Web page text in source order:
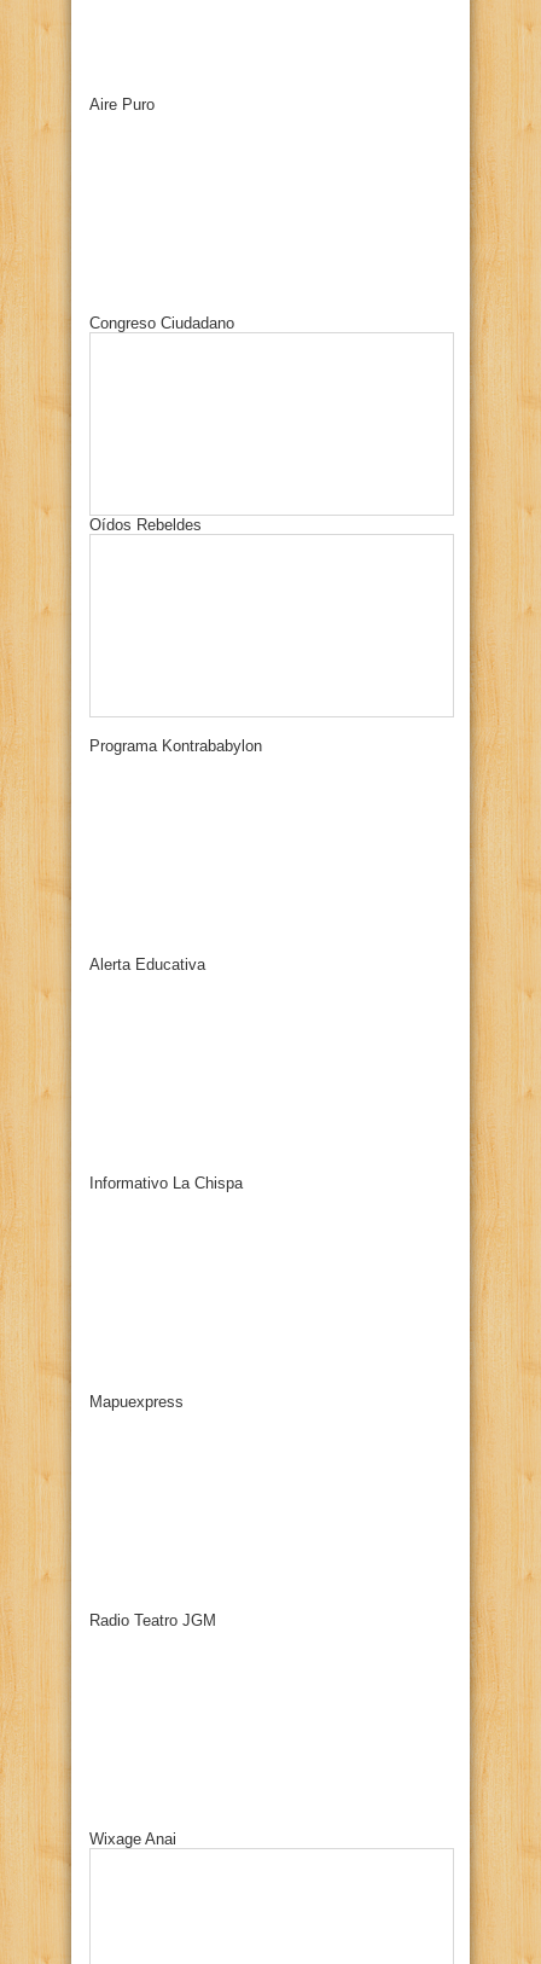
Aire Puro
Congreso Ciudadano
Oídos Rebeldes
Programa Kontrababylon
Alerta Educativa
Informativo La Chispa
Mapuexpress
Radio Teatro JGM
Wixage Anai